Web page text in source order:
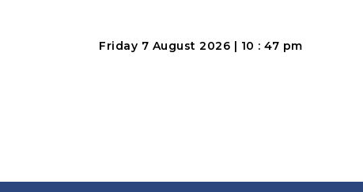
Friday 7 August 2026 | 10 : 47 pm